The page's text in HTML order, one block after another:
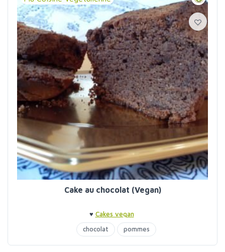
Cake au chocolat (Vegan)
♥ Cakes vegan
chocolat
pommes